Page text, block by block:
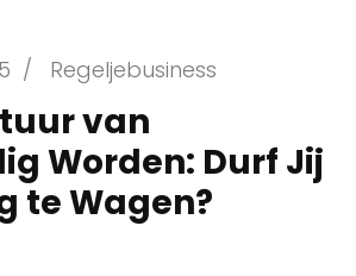
/ Regeljebusiness
van
Worden: Durf Jij
te Wagen?